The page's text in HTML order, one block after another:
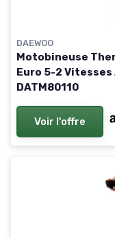
DAEWOO
Motobineuse
Euro 5-2 Vitesses
DATM80110
Voir l'offre